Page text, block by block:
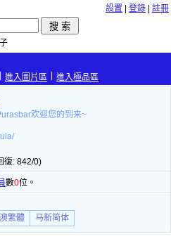
設置 登錄 註冊
進入圖片區 進入極品區
欢迎您的到来~
復: 842/0)
數0位。
繁體 马新简体